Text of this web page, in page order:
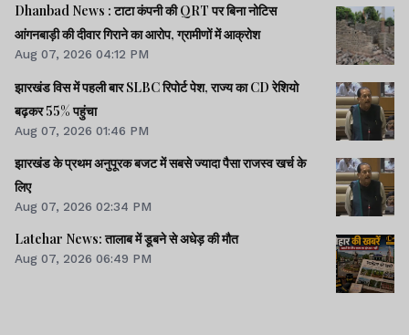
Dhanbad News : टाटा कंपनी की QRT पर बिना नोटिस
आंगनबाड़ी की दीवार गिराने का आरोप, ग्रामीणों में आक्रोश
Aug 07, 2026 04:12 PM
झारखंड विस में पहली बार SLBC रिपोर्ट पेश, राज्य का CD रेशियो
बढ़कर 55% पहुंचा
Aug 07, 2026 01:46 PM
झारखंड के प्रथम अनुपूरक बजट में सबसे ज्यादा पैसा राजस्व खर्च के
लिए
Aug 07, 2026 02:34 PM
Latehar News: तालाब में डूबने से अधेड़ की मौत
Aug 07, 2026 06:49 PM